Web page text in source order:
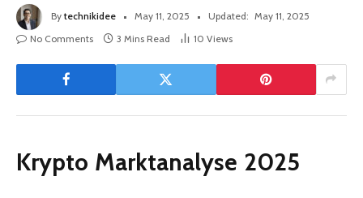
By technikidee May 11, 2025 Updated: May 11, 2025
No Comments
3 Mins Read 10 Views
Krypto Marktanalyse 2025